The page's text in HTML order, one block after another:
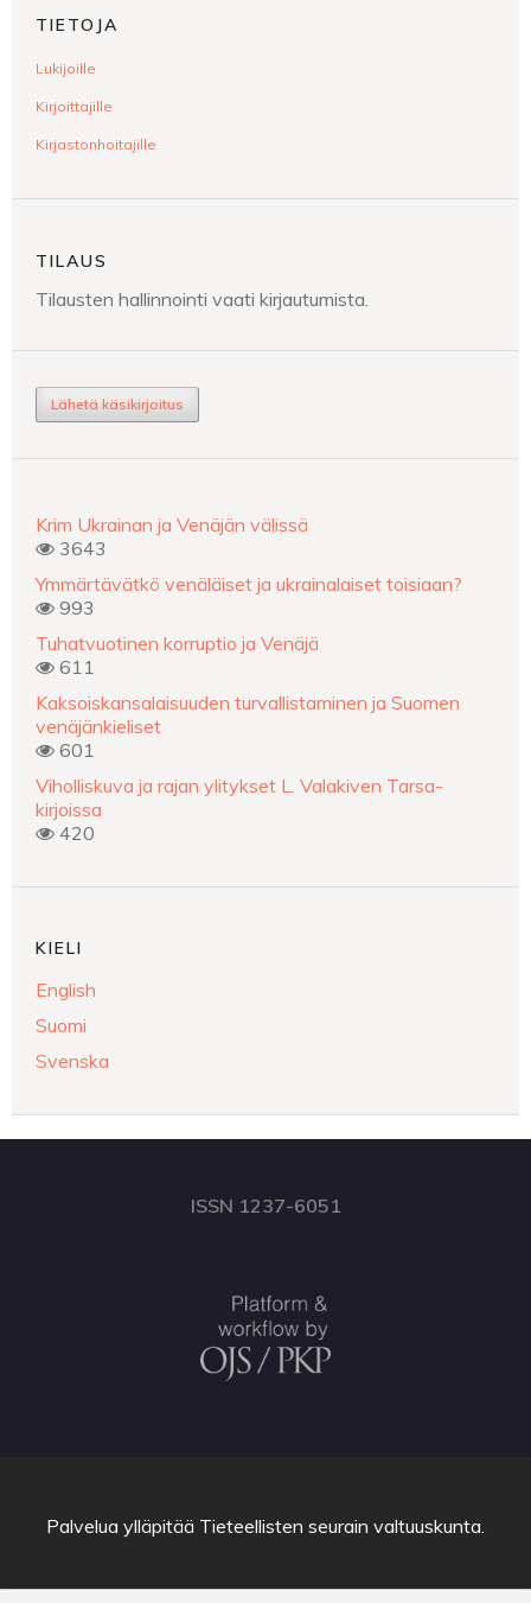
TIETOJA
Lukijoille
Kirjoittajille
Kirjastonhoitajille
TILAUS
Tilausten hallinnointi vaati kirjautumista.
Lähetä käsikirjoitus
Krim Ukrainan ja Venäjän välissä
3643
Ymmärtävätkö venäläiset ja ukrainalaiset toisiaan?
993
Tuhatvuotinen korruptio ja Venäjä
611
Kaksoiskansalaisuuden turvallistaminen ja Suomen
venäjänkieliset
601
Viholliskuva ja rajan ylitykset L. Valakiven Tarsa-
kirjoissa
420
KIELI
English
Suomi
Svenska
ISSN 1237-6051
Palvelua ylläpitää Tieteellisten seurain valtuuskunta